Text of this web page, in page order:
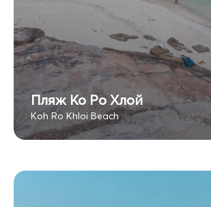
Пляж Ко Ро Хлой
Koh Ro Khloi Beach